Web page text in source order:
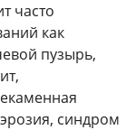
часто
как
пузырь,
синдром